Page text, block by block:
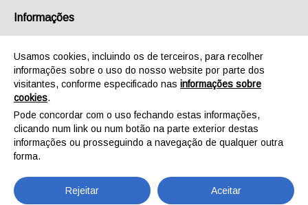
Informações
Usamos cookies, incluindo os de terceiros, para recolher
informações sobre o uso do nosso website por parte dos
visitantes, conforme especificado nas informações sobre
cookies.
Pode concordar com o uso fechando estas informações,
clicando num link ou num botão na parte exterior destas
informações ou prosseguindo a navegação de qualquer outra
forma.
Rejeitar Aceitar